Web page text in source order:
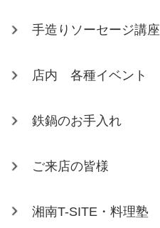
手造りソーセージ講座
店内 各種イベント
鉄鍋のお手入れ
ご来店の皆様
湘南T-SITE・料理塾